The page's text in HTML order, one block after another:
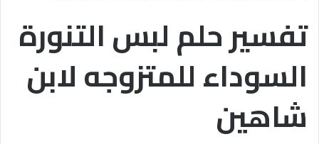
تفسير حلم لبس التنورة
السوداء للمتزوجه لابن
شاهين